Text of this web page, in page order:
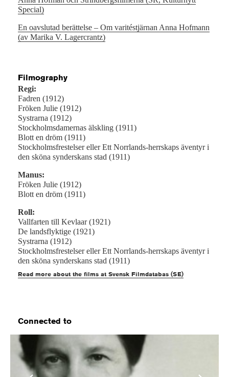
Special)
En oavslutad berättelse – Om varitéstjärnan Anna Hofmann
(av Marika V. Lagercrantz)
Filmography
Regi:
Fadren (1912)
Fröken Julie (1912)
Systrarna (1912)
Stockholmsdamernas älskling (1911)
Blott en dröm (1911)
Stockholmsfrestelser eller Ett Norrlands-herrskaps äventyr i
den sköna synderskans stad (1911)
Manus:
Fröken Julie (1912)
Blott en dröm (1911)
Roll:
Vallfarten till Kevlaar (1921)
De landsflyktige (1921)
Systrarna (1912)
Stockholmsfrestelser eller Ett Norrlands-herrskaps äventyr i
den sköna synderskans stad (1911)
Read more about the films at Svensk Filmdatabas (SE)
Connected to